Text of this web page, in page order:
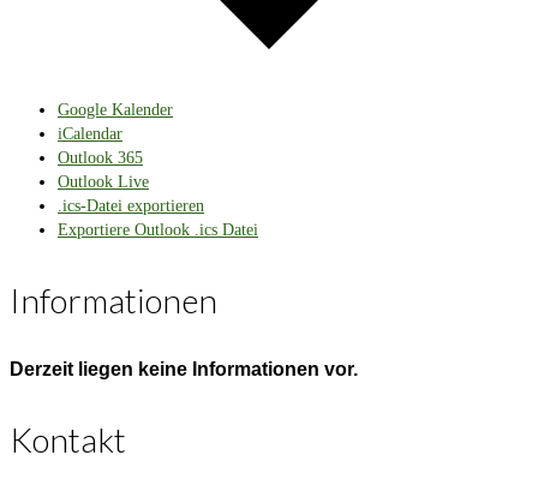
Google Kalender
iCalendar
Outlook 365
Outlook Live
.ics-Datei exportieren
Exportiere Outlook .ics Datei
Informationen
Derzeit liegen keine Informationen vor.
Kontakt